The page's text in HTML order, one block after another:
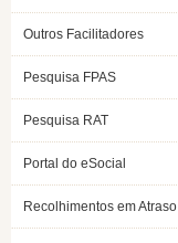
Outros Facilitadores
Pesquisa FPAS
Pesquisa RAT
Portal do eSocial
Recolhimentos em Atraso